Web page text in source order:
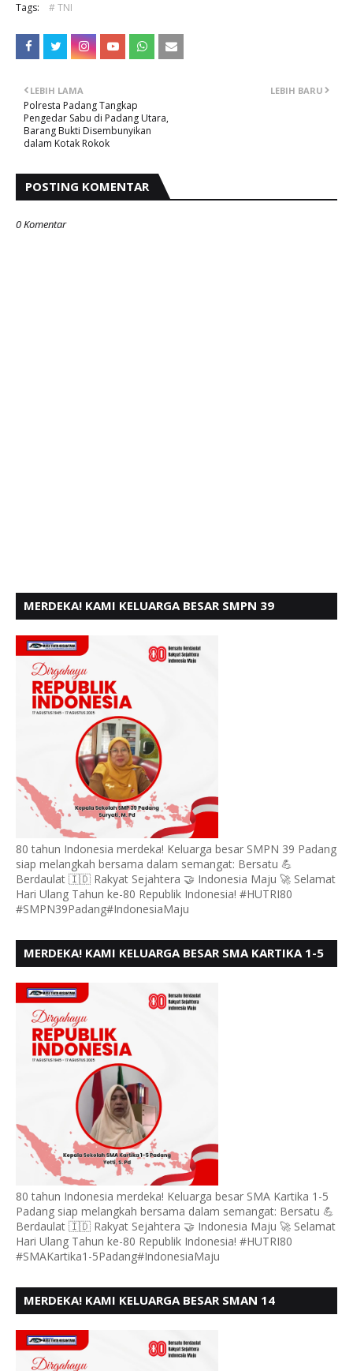
Tags: # TNI
LEBIH BARU
LEBIH LAMA
Polresta Padang Tangkap
Pengedar Sabu di Padang Utara,
Barang Bukti Disembunyikan
dalam Kotak Rokok
POSTING KOMENTAR
0 Komentar
MERDEKA! KAMI KELUARGA BESAR SMPN 39
80 tahun Indonesia merdeka! Keluarga besar SMPN 39 Padang
siap melangkah bersama dalam semangat: Bersatu 💪
Berdaulat 🇮🇩 Rakyat Sejahtera 🤝 Indonesia Maju 🚀 Selamat
Hari Ulang Tahun ke-80 Republik Indonesia! #HUTRI80
#SMPN39Padang#IndonesiaMaju
MERDEKA! KAMI KELUARGA BESAR SMA KARTIKA 1-5
BERSATU BERD
80 tahun Indonesia merdeka! Keluarga besar SMA Kartika 1-5
Padang siap melangkah bersama dalam semangat: Bersatu 💪
Berdaulat 🇮🇩 Rakyat Sejahtera 🤝 Indonesia Maju 🚀 Selamat
Hari Ulang Tahun ke-80 Republik Indonesia! #HUTRI80
#SMAKartika1-5Padang#IndonesiaMaju
MERDEKA! KAMI KELUARGA BESAR SMAN 14